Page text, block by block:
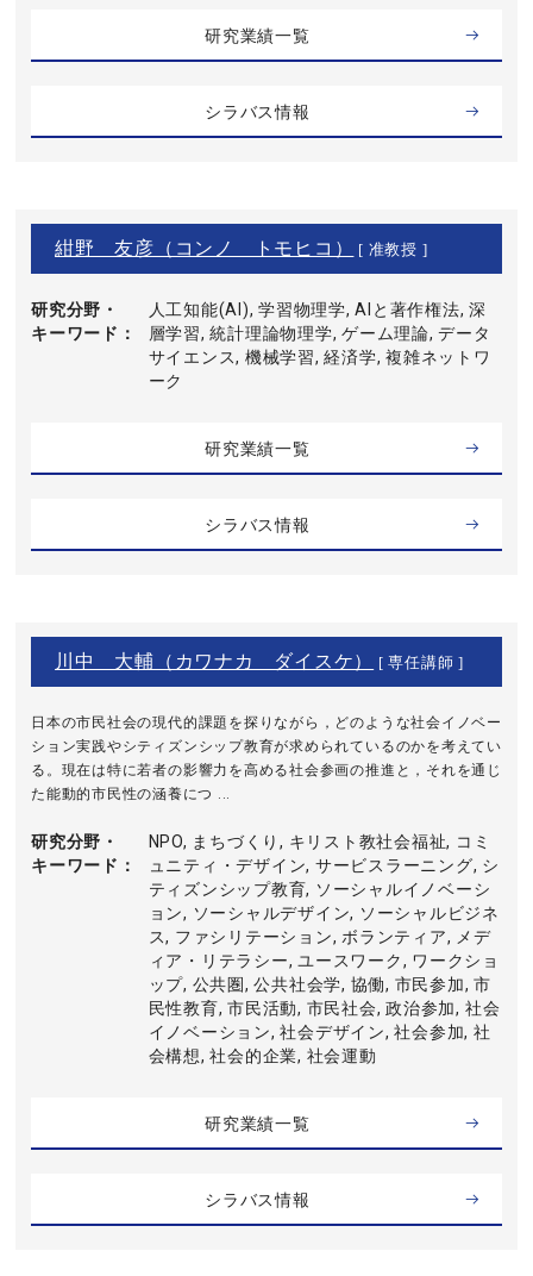
研究業績一覧
シラバス情報
紺野 友彦（コンノ トモヒコ） [ 准教授 ]
研究分野・
キーワード
人工知能(AI), 学習物理学, AIと著作権法, 深
層学習, 統計理論物理学, ゲーム理論, データ
サイエンス, 機械学習, 経済学, 複雑ネットワ
ーク
研究業績一覧
シラバス情報
川中 大輔（カワナカ ダイスケ） [ 専任講師 ]
日本の市民社会の現代的課題を探りながら，どのような社会イノベー
ション実践やシティズンシップ教育が求められているのかを考えてい
る。現在は特に若者の影響力を高める社会参画の推進と，それを通じ
た能動的市民性の涵養につ ...
研究分野・
キーワード
NPO, まちづくり, キリスト教社会福祉, コミ
ュニティ・デザイン, サービスラーニング, シ
ティズンシップ教育, ソーシャルイノベーシ
ョン, ソーシャルデザイン, ソーシャルビジネ
ス, ファシリテーション, ボランティア, メデ
ィア・リテラシー, ユースワーク, ワークショ
ップ, 公共圏, 公共社会学, 協働, 市民参加, 市
民性教育, 市民活動, 市民社会, 政治参加, 社会
イノベーション, 社会デザイン, 社会参加, 社
会構想, 社会的企業, 社会運動
研究業績一覧
シラバス情報